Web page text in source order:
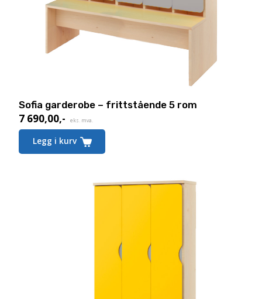
Sofia garderobe – frittstående 5 rom
7 690,00,- eks. mva.
Legg i kurv